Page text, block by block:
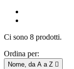
Ci sono 8 prodotti.
Ordina per:
Nome, da A a Z 